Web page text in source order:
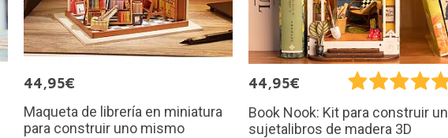
44,95€
Maqueta de librería en miniatura
para construir uno mismo
44,95€
Book Nook: Kit para construir un
sujetalibros de madera 3D